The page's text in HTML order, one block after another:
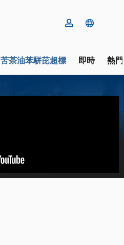
苦茶油苯駢芘超標 即時 熱